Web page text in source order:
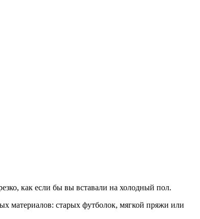
как если бы вы вставали на холодный пол.
материалов: старых футболок, мягкой пряжи или